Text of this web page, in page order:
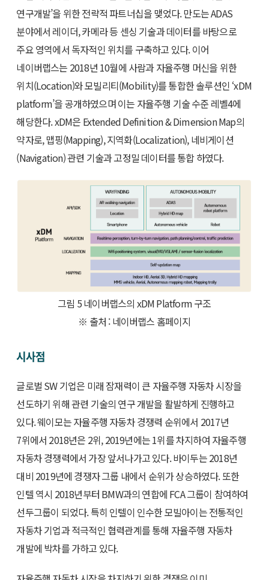
연구개발’을 위한 전략적 파트너십을 맺었다. 만도는 ADAS
분야에서 레이더, 카메라 등 센싱 기술과 데이터를 바탕으로
주요 영역에서 독자적인 위치를 구축하고 있다. 이어
네이버랩스는 2018년 10월에 사람과 자율주행 머신을 위한
위치(Location)와 모빌리티(Mobility)를 통합한 솔루션인 ‘xDM
platform’을 공개하였으며 이는 자율주행 기술 수준 레벨4에
해당한다. xDM은 Extended Definition & Dimension Map의
약자로, 맵핑(Mapping), 지역화(Localization), 네비게이션
(Navigation) 관련 기술과 고정밀 데이터를 통합 하였다.
그림 5 네이버랩스의 xDM Platform 구조
※ 출처 : 네이버랩스 홈페이지
시사점
글로벌 SW 기업은 미래 잠재력이 큰 자율주행 자동차 시장을
선도하기 위해 관련 기술의 연구 개발을 활발하게 진행하고
있다. 웨이모는 자율주행 자동차 경쟁력 순위에서 2017년
7위에서 2018년은 2위, 2019년에는 1위를 차지하여 자율주행
자동차 경쟁력에서 가장 앞서나가고 있다. 바이두는 2018년
대비 2019년에 경쟁자 그룹 내에서 순위가 상승하였다. 또한
인텔 역시 2018년부터 BMW과의 연합에 FCA 그룹이 참여하여
선두그룹이 되었다. 특히 인텔이 인수한 모빌아이는 전통적인
자동차 기업과 적극적인 협력관계를 통해 자율주행 자동차
개발에 박차를 가하고 있다.